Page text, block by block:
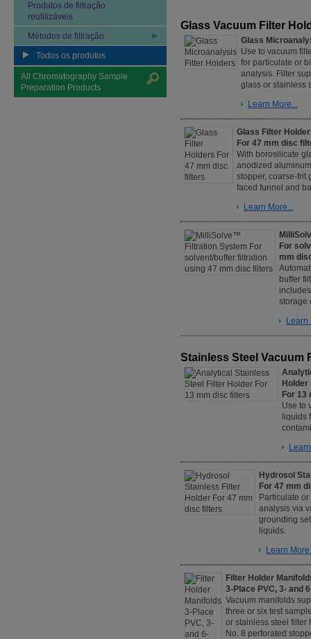
Produtos de filtração
reutilizáveis
Métodos de filtração
Todos os produtos
All Chromatography Sample
Preparation Products
Glass Vacuum Filter
Glass
Use to vacuum
for particulate or
analysis. Filter
glass or stainless
Learn More...
Glass Filter
For 47 mm disc
With borosilicate
anodized
stopper, coarse-frit
faced funnel and
Learn More...
For
mm
buffer
storage
Learn
Stainless Steel Vacuum
Holder
For 13
Use to
liquids
Hydrosol
For 47 mm
Particulate
analysis via
grounding
liquids.
Learn
Filter Holder
3-Place PVC, 3- and
Vacuum manifolds
three or six test
or stainless steel filter
No. 8 perforated